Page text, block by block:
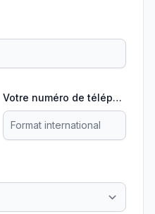
Votre numéro de téléphone